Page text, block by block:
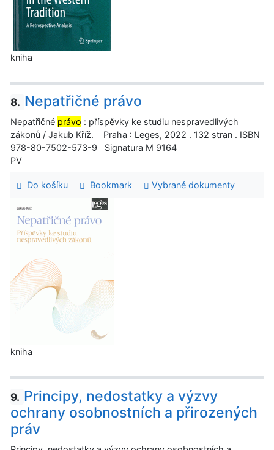
kniha
8. Nepatřičné právo
Nepatřičné právo : příspěvky ke studiu nespravedlivých
zákonů / Jakub Kříž. Praha : Leges, 2022 . 132 stran . ISBN
978-80-7502-573-9 Signatura M 9164
PV
Do košíku Bookmark Vybrané dokumenty
kniha
9. Principy, nedostatky a výzvy
ochrany osobnostních a přirozených
práv